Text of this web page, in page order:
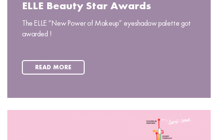
ELLE Beauty Star Awards
The ELLE “New Power of Makeup” eyeshadow palette got
awarded !
READ MORE